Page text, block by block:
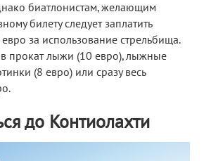
биатлонистам, желающим
билету следует заплатить
за использование стрельбища.
в прокат лыжи (10 евро), лыжные
(8 евро) или сразу весь
до Контиолахти